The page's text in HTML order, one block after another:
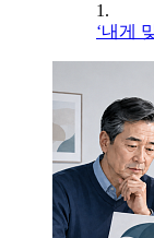
1.
‘내게